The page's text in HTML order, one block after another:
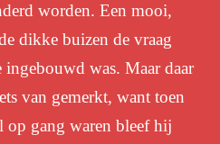
worden. Een mooi,
dikke buizen de vraag
was. Maar daar
van gemerkt, want toen
op gang waren bleef hij